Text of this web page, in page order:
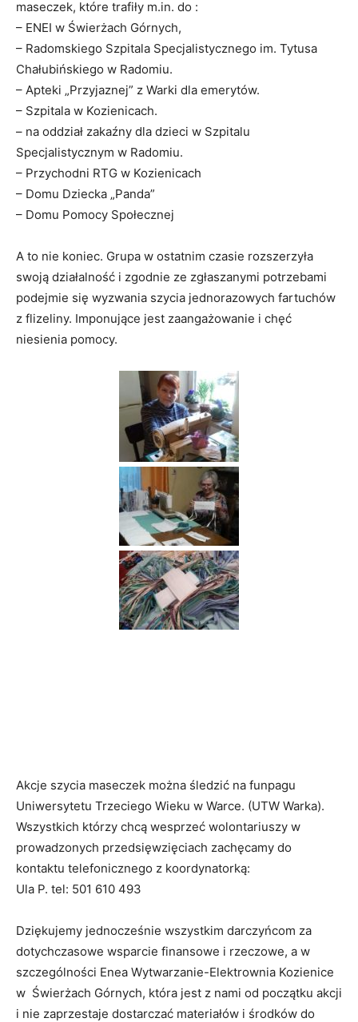
maseczek, które trafiły m.in. do :
– ENEI w Świerżach Górnych,
– Radomskiego Szpitala Specjalistycznego im. Tytusa
Chałubińskiego w Radomiu.
– Apteki „Przyjaznej” z Warki dla emerytów.
– Szpitala w Kozienicach.
– na oddział zakaźny dla dzieci w Szpitalu
Specjalistycznym w Radomiu.
– Przychodni RTG w Kozienicach
– Domu Dziecka „Panda”
– Domu Pomocy Społecznej
A to nie koniec. Grupa w ostatnim czasie rozszerzyła
swoją działalność i zgodnie ze zgłaszanymi potrzebami
podejmie się wyzwania szycia jednorazowych fartuchów
z flizeliny. Imponujące jest zaangażowanie i chęć
niesienia pomocy.
Akcje szycia maseczek można śledzić na funpagu
Uniwersytetu Trzeciego Wieku w Warce. (UTW Warka).
Wszystkich którzy chcą wesprzeć wolontariuszy w
prowadzonych przedsięwzięciach zachęcamy do
kontaktu telefonicznego z koordynatorką:
Ula P. tel: 501 610 493
Dziękujemy jednocześnie wszystkim darczyńcom za
dotychczasowe wsparcie finansowe i rzeczowe, a w
szczególności Enea Wytwarzanie-Elektrownia Kozienice
w Świerżach Górnych, która jest z nami od początku akcji
i nie zaprzestaje dostarczać materiałów i środków do